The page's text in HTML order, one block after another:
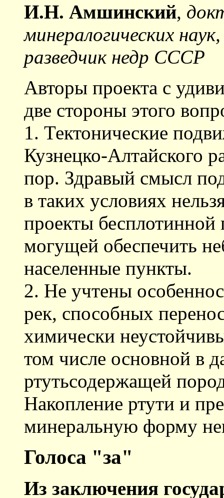
И.Н. Амшинский,
минералогических
разведчик недр СССР
Авторы проекта с
две стороны этого
1. Тектонические
Кузнецко-Алтайского
пор. Здравый смысл
в таких условиях
проекты бесплотинной
могущей обеспечить
населенные пункты.
2. Не учтены
рек, способных
химически
том числе основной в
ртутьсодержащей
Накопление ртути и
минеральную форму
Голоса "за"
Из заключения